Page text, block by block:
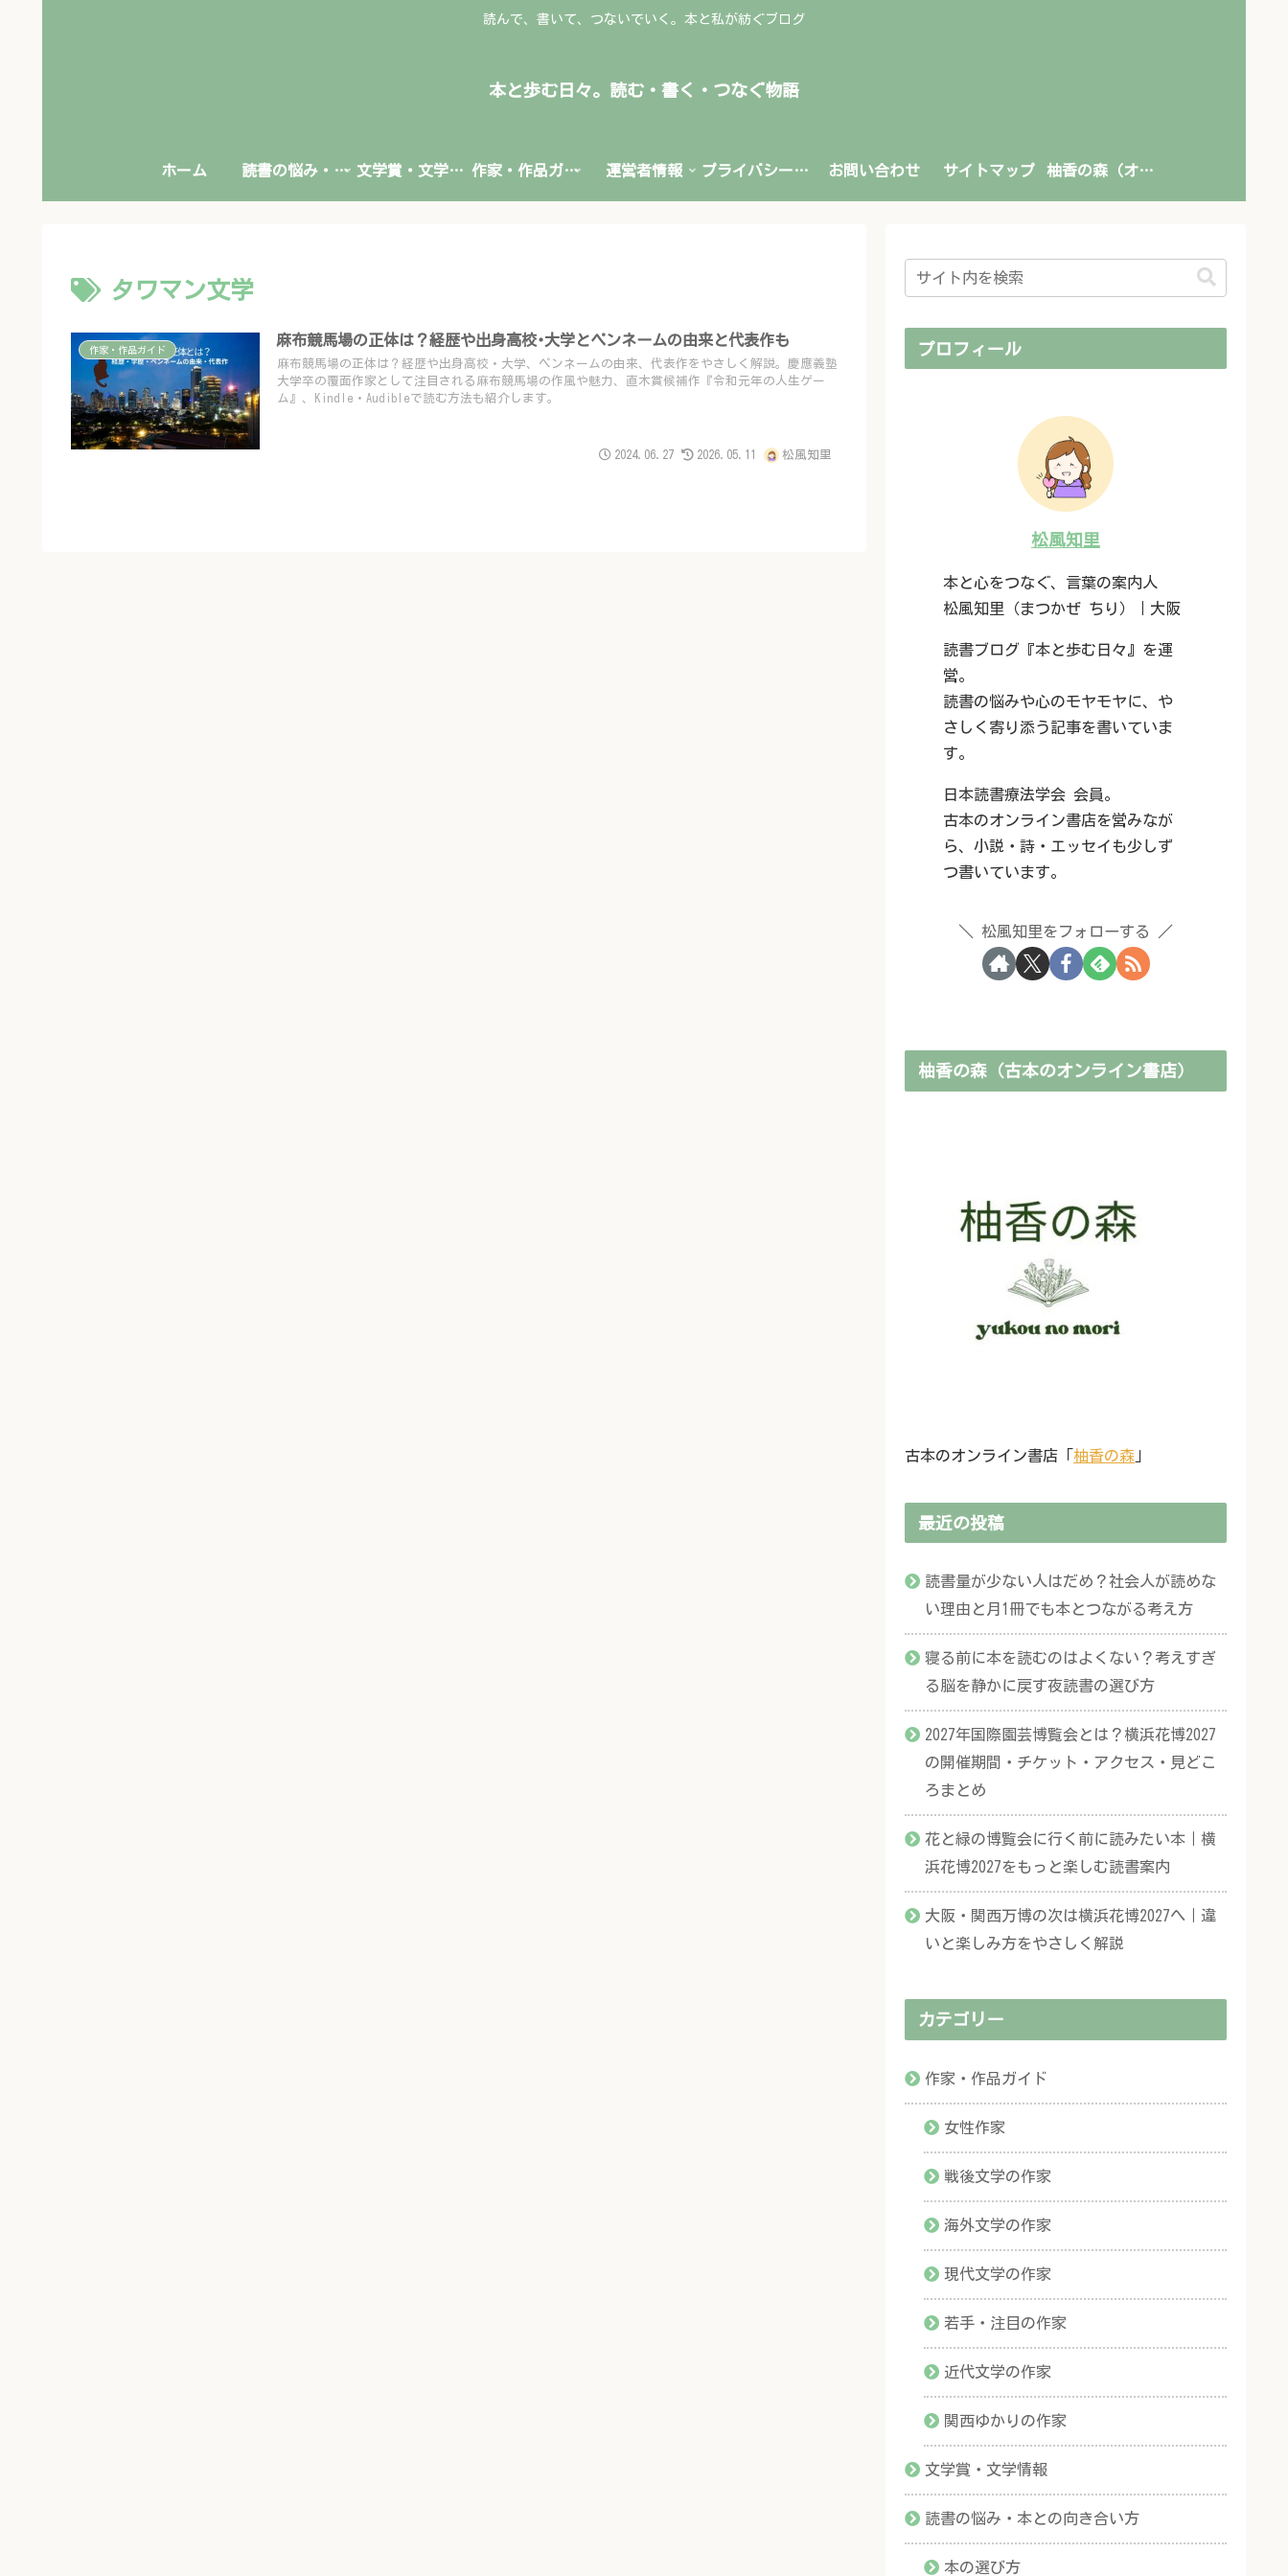
読んで、書いて、つないでいく。本と私が紡ぐブログ
本と歩む日々。読む・書く・つなぐ物語
ホーム 読書の悩み・本との向き合い方 文学賞・文学情報 作家・作品ガイド 運営者情報 プライバシーポリシー お問い合わせ サイトマップ 柚香の森（オンライン書店）
タワマン文学
作家・作品ガイド
麻布競馬場の正体は？経歴や出身高校･大学とペンネームの由来と代表作も
麻布競馬場の正体は？経歴や出身高校・大学、ペンネームの由来、代表作をやさしく解説。慶應義塾
大学卒の覆面作家として注目される麻布競馬場の作風や魅力、直木賞候補作『令和元年の人生ゲー
ム』、Kindle・Audibleで読む方法も紹介します。
2024.06.27 2026.05.11 松風知里
プロフィール
松風知里
本と心をつなぐ、言葉の案内人
松風知里（まつかぜ ちり）｜大阪
読書ブログ『本と歩む日々』を運
営。
読書の悩みや心のモヤモヤに、や
さしく寄り添う記事を書いていま
す。
日本読書療法学会 会員。
古本のオンライン書店を営みなが
ら、小説・詩・エッセイも少しず
つ書いています。
松風知里をフォローする
柚香の森（古本のオンライン書店）
古本のオンライン書店「 柚香の森
最近の投稿
読書量が少ない人はだめ？社会人が読めな
い理由と月1冊でも本とつながる考え方
寝る前に本を読むのはよくない？考えすぎ
る脳を静かに戻す夜読書の選び方
2027年国際園芸博覧会とは？横浜花博2027
の開催期間・チケット・アクセス・見どこ
ろまとめ
花と緑の博覧会に行く前に読みたい本｜横
浜花博2027をもっと楽しむ読書案内
大阪・関西万博の次は横浜花博2027へ｜違
いと楽しみ方をやさしく解説
カテゴリー
作家・作品ガイド
女性作家
戦後文学の作家
海外文学の作家
現代文学の作家
若手・注目の作家
近代文学の作家
関西ゆかりの作家
文学賞・文学情報
読書の悩み・本との向き合い方
本の選び方